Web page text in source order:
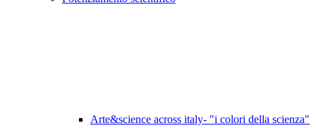
Arte&science across italy- "i colori della scienza"